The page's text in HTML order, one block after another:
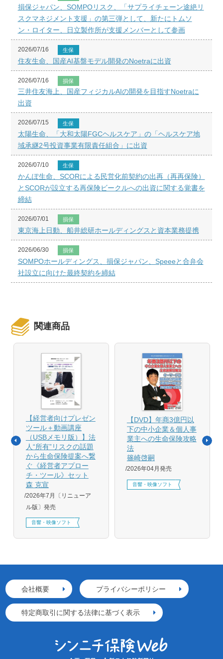
損保ジャパン、SOMPOリスク、「サプライチェーン途絶リ
スクマネジメント支援」の第三弾として、新たにトムソ
ン・ロイター、日立製作所が支援メンバーとして参画
2026/07/16 生保
住友生命、国産AI基盤モデル開発のNoetraに出資
2026/07/16 損保
三井住友海上、国産フィジカルAIの開発を目指すNoetraに
出資
2026/07/15 生保
太陽生命、「大和太陽FGCヘルスケア」の「ヘルスケア地
域承継2号投資事業有限責任組合」に出資
2026/07/10 生保
かんぽ生命、SCORによる民営化前契約の出再（再再保険）
とSCORが設立する再保険ビークルへの出資に関する覚書を
締結
2026/07/01 損保
東京海上日動、船井総研ホールディングスと資本業務提携
2026/06/30 損保
SOMPOホールディングス、損保ジャパン、Speeeと合弁会
社設立に向けた最終契約を締結
関連商品
【経営者向けプレゼン
ツール＋動画講座
（USBメモリ版）】法
人“所有”リスクの話題
から生命保険提案へ繋
ぐ《経営者アプロー
チ・ツール》セット
森 克宣
2026年7月〔リニューア
ル版〕発売
音響・映像ソフト
【DVD】年商3億円以
下の中小企業＆個人事
業主への生命保険攻略
法
篠崎啓嗣
2026年04月発売
音響・映像ソフト
会社概要 プライバシーポリシー
特定商取引に関する法律に基づく表示